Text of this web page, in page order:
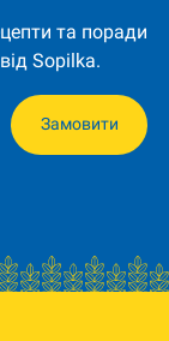
та поради
Sopilka.
Замовити